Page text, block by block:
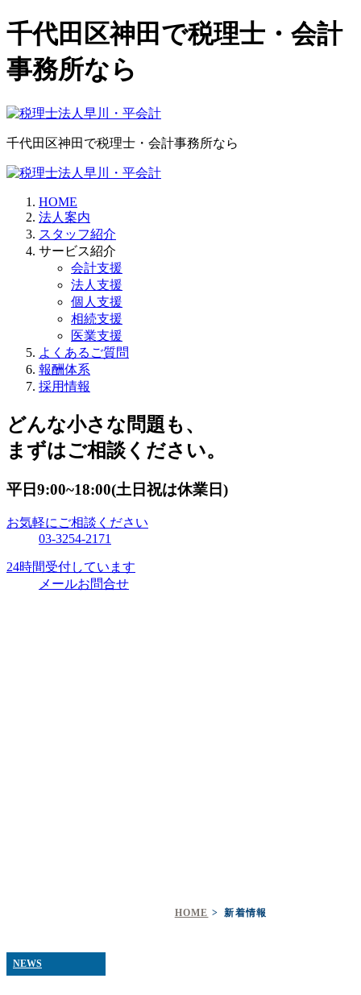
千代田区神田で税理士・会計
事務所なら
千代田区神田で税理士・会計事務所なら
HOME
法人案内
スタッフ紹介
サービス紹介
会計支援
法人支援
個人支援
相続支援
医業支援
よくあるご質問
報酬体系
採用情報
どんな小さな問題も、
まずはご相談ください。
平日9:00~18:00(土日祝は休業日)
お気軽にご相談ください
03-3254-2171
24時間受付しています
メールお問合せ
HOME 新着情報
NEWS